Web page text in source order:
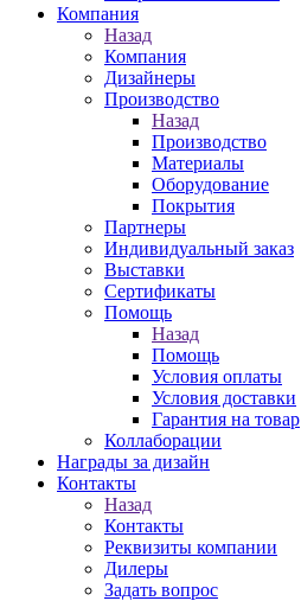
Компания
Назад
Компания
Дизайнеры
Производство
Назад
Производство
Материалы
Оборудование
Покрытия
Партнеры
Индивидуальный заказ
Выставки
Сертификаты
Помощь
Назад
Помощь
Условия оплаты
Условия доставки
Гарантия на товар
Коллаборации
Награды за дизайн
Контакты
Назад
Контакты
Реквизиты компании
Дилеры
Задать вопрос